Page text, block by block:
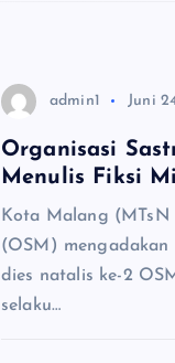
admin1 Juni
Organisasi
Menulis Fiksi
Kota Malang (MTsN
(OSM)
dies natalis ke-2
selaku…